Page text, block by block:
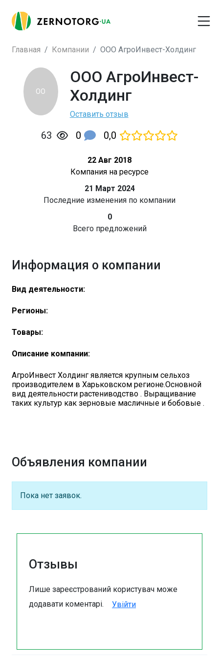
Главная Компании ООО АгроИнвест-Холдинг
ОО
ООО АгроИнвест-
Холдинг
Оставить отзыв
63 0 0,0
22 Авг 2018
Компания на ресурсе
21 Март 2024
Последние изменения по компании
0
Всего предложений
Информация о компании
Вид деятельности:
Регионы:
Товары:
Описание компании:
АгроИнвест Холдинг является крупным сельхоз
производителем в Харьковском регионе.Основной
вид деятельности растениводство . Выращивание
таких культур как зерновые масличные и бобовые .
Объявления компании
Пока нет заявок.
Отзывы
Лише зареєстрований користувач може
додавати коментарі.
Увійти